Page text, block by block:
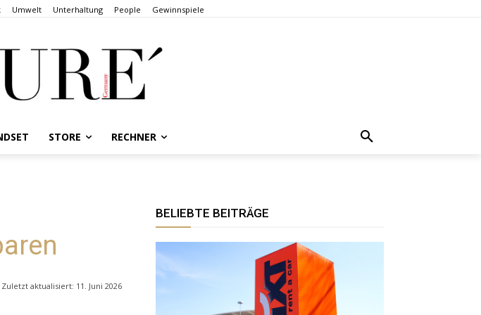
Umwelt Unterhaltung People Gewinnspiele
STORE RECHNER
Zuletzt aktualisiert: 11. Juni 2026
BELIEBTE BEITRÄGE